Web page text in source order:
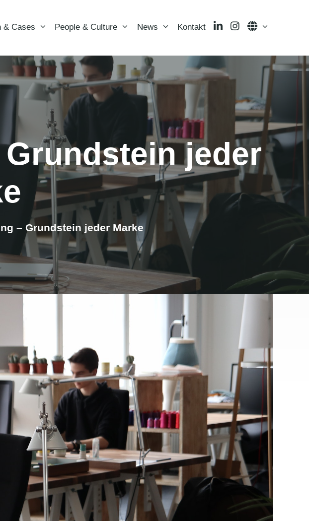
& Cases People & Culture News Kontakt LinkedInInstagramLanguage
jeder
– Grundstein jeder Marke